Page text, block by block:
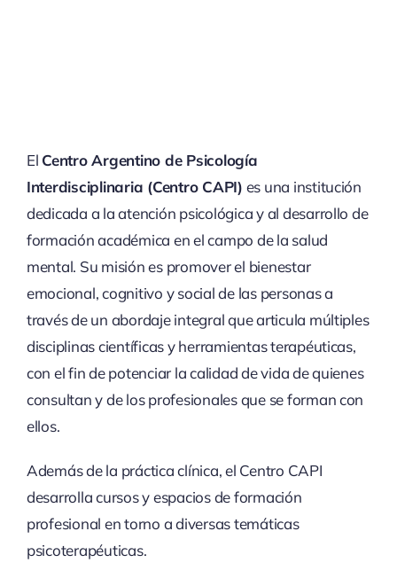
El Centro Argentino de Psicología
Interdisciplinaria (Centro CAPI) es una institución
dedicada a la atención psicológica y al desarrollo de
formación académica en el campo de la salud
mental. Su misión es promover el bienestar
emocional, cognitivo y social de las personas a
través de un abordaje integral que articula múltiples
disciplinas científicas y herramientas terapéuticas,
con el fin de potenciar la calidad de vida de quienes
consultan y de los profesionales que se forman con
ellos.
Además de la práctica clínica, el Centro CAPI
desarrolla cursos y espacios de formación
profesional en torno a diversas temáticas
psicoterapéuticas.